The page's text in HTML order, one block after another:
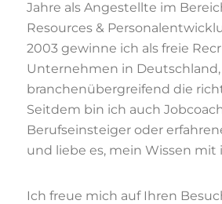
Jahre als Angestellte im
Resources &
2003 gewinne ich als freie
Unternehmen in Deutschland,
branchenübergreifend die
Seitdem bin ich auch
Berufseinsteiger oder
und liebe es, mein Wissen mit
Ich freue mich auf Ihren